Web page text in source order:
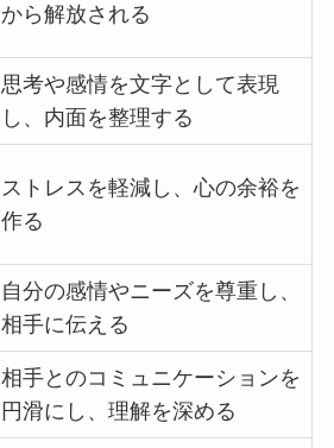
から解放される
思考や感情を文字として表現
し、内面を整理する
ストレスを軽減し、心の余裕を
作る
自分の感情やニーズを尊重し、
相手に伝える
相手とのコミュニケーションを
円滑にし、理解を深める